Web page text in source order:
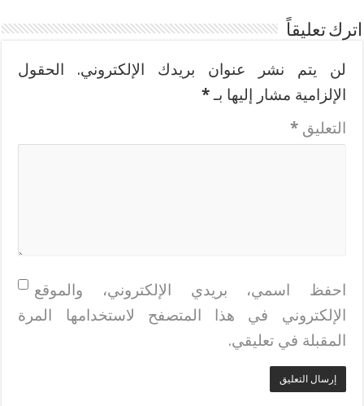
اترك تعليقاً
لن يتم نشر عنوان بريدك الإلكتروني.
الحقول
الإلزامية مشار إليها بـ*
التعليق*
احفظ اسمي، بريدي الإلكتروني، والموقع
الإلكتروني في هذا المتصفح لاستخدامها المرة
المقبلة في تعليقي.